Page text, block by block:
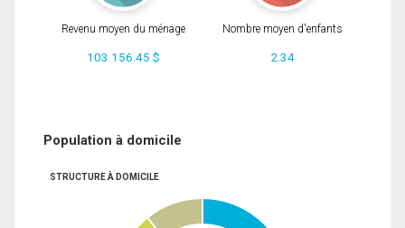
Revenu moyen du ménage
103 156.45 $
Nombre moyen d'enfants
2.34
Population à domicile
STRUCTURE À DOMICILE